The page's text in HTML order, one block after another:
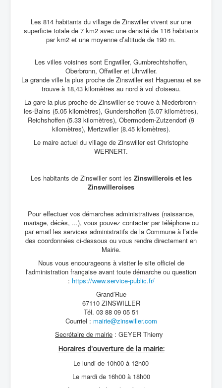
Les 814 habitants du village de Zinswiller vivent sur une
superficie totale de 7 km2 avec une densité de 116 habitants
par km2 et une moyenne d’altitude de 190 m.
Les villes voisines sont Engwiller, Gumbrechtshoffen,
Oberbronn, Offwiller et Uhrwiller.
La grande ville la plus proche de Zinswiller est Haguenau et se
trouve à 18,43 kilomètres au nord à vol d'oiseau.
La gare la plus proche de Zinswiller se trouve à Niederbronn-
les-Bains (5.05 kilomètres), Gundershoffen (5.07 kilomètres),
Reichshoffen (5.33 kilomètres), Obermodern-Zutzendorf (9
kilomètres), Mertzwiller (8.45 kilomètres).
Le maire actuel du village de Zinswiller est Christophe
WERNERT.
Les habitants de Zinswiller sont les Zinswillerois et les
Zinswilleroises
Pour effectuer vos démarches administratives (naissance,
mariage, décès, ...), vous pouvez contacter par téléphone ou
par email les services administratifs de la Commune à l’aide
des coordonnées ci-dessous ou vous rendre directement en
Mairie.
Nous vous encourageons à visiter le site officiel de
l'administration française avant toute démarche ou question
: https://www.service-public.fr/
Grand’Rue
67110 ZINSWILLER
Tél. 03 88 09 05 51
Courriel : mairie@zinswiller.com
Secrétaire de mairie : GEYER Thierry
Horaires d'ouverture de la mairie:
Le lundi de 10h00 à 12h00
Le mardi de 16h00 à 18h00